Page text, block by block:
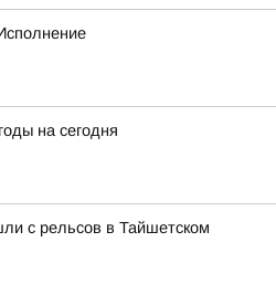
на сегодня
с рельсов в Тайшетском